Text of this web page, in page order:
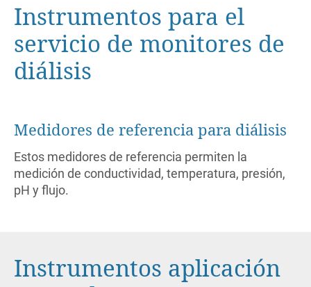
Instrumentos para el
servicio de monitores de
diálisis
Medidores de referencia para diálisis
Estos medidores de referencia permiten la
medición de conductividad, temperatura, presión,
pH y flujo.
Instrumentos aplicación